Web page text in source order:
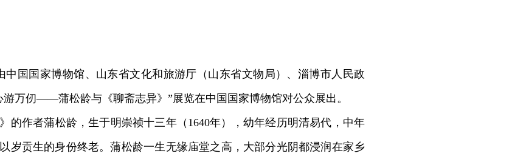
国国家博物馆、山东省文化和旅游厅（山东省文物局）、淄博市人民政
游万仞——蒲松龄与《聊斋志异》”展览在中国国家博物馆对公众展出。
作者蒲松龄，生于明崇祯十三年（1640年），幼年经历明清易代，中年
岁贡生的身份终老。蒲松龄一生无缘庙堂之高，大部分光阴都浸润在家乡